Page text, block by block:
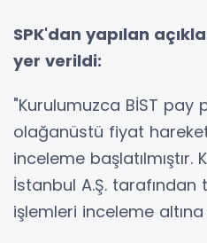
SPK'dan yapılan
yer verildi:
"Kurulumuzca BİST pay
olağanüstü fiyat
inceleme başlatılmıştır.
İstanbul A.Ş. tarafından
işlemleri inceleme altına